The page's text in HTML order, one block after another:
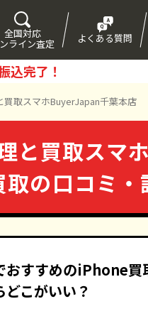
全国対応
ライン査定 よくある質問
込完了！
買取スマホBuyerJapan千葉本店
と買取スマ
の口コミ・
おすすめのiPhone買
こがいい？